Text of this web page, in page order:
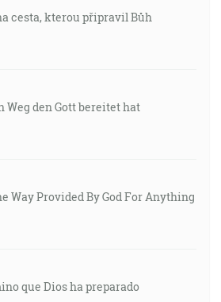
cesta, kterou připravil Bůh
Weg den Gott bereitet hat
Way Provided By God For Anything
que Dios ha preparado